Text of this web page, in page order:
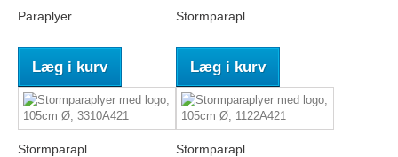
Paraplyer...
Læg i kurv
Stormparapl...
Læg i kurv
Stormparapl... Stormparapl...